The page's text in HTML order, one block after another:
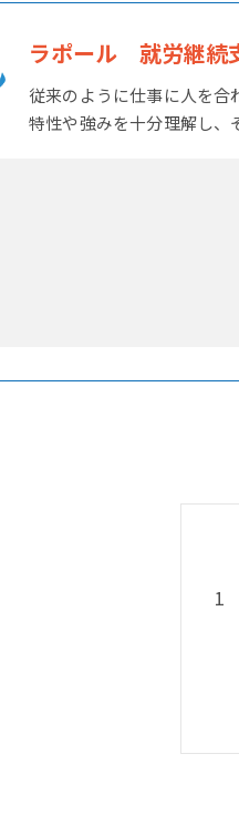
ラポール 就労継続
従来のように仕事に人を合
特性や強みを十分理解し、